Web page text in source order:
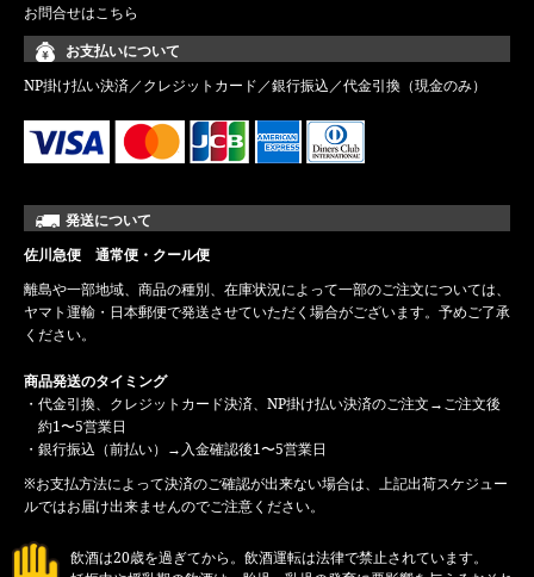
お問合せはこちら
お支払いについて
NP掛け払い決済／クレジットカード／銀行振込／代金引換（現金のみ）
発送について
佐川急便 通常便・クール便
離島や一部地域、商品の種別、在庫状況によって一部のご注文については、
ヤマト運輸・日本郵便で発送させていただく場合がございます。予めご了承
ください。
商品発送のタイミング
・代金引換、クレジットカード決済、NP掛け払い決済のご注文→ご注文後
約1〜5営業日
・銀行振込（前払い）→入金確認後1〜5営業日
※お支払方法によって決済のご確認が出来ない場合は、上記出荷スケジュー
ルではお届け出来ませんのでご注意ください。
飲酒は20歳を過ぎてから。飲酒運転は法律で禁止されています。